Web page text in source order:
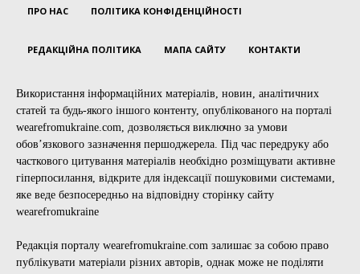
ПРО НАС ПОЛІТИКА КОНФІДЕНЦІЙНОСТІ
РЕДАКЦІЙНА ПОЛІТИКА МАПА САЙТУ КОНТАКТИ
Використання інформаційних матеріалів, новин, аналітичних
статей та будь-якого іншого контенту, опублікованого на порталі
wearefromukraine.com, дозволяється виключно за умови
обов’язкового зазначення першоджерела. Під час передруку або
часткового цитування матеріалів необхідно розміщувати активне
гіперпосилання, відкрите для індексації пошуковими системами,
яке веде безпосередньо на відповідну сторінку сайту
wearefromukraine
Редакція порталу wearefromukraine.com залишає за собою право
публікувати матеріали різних авторів, однак може не поділяти